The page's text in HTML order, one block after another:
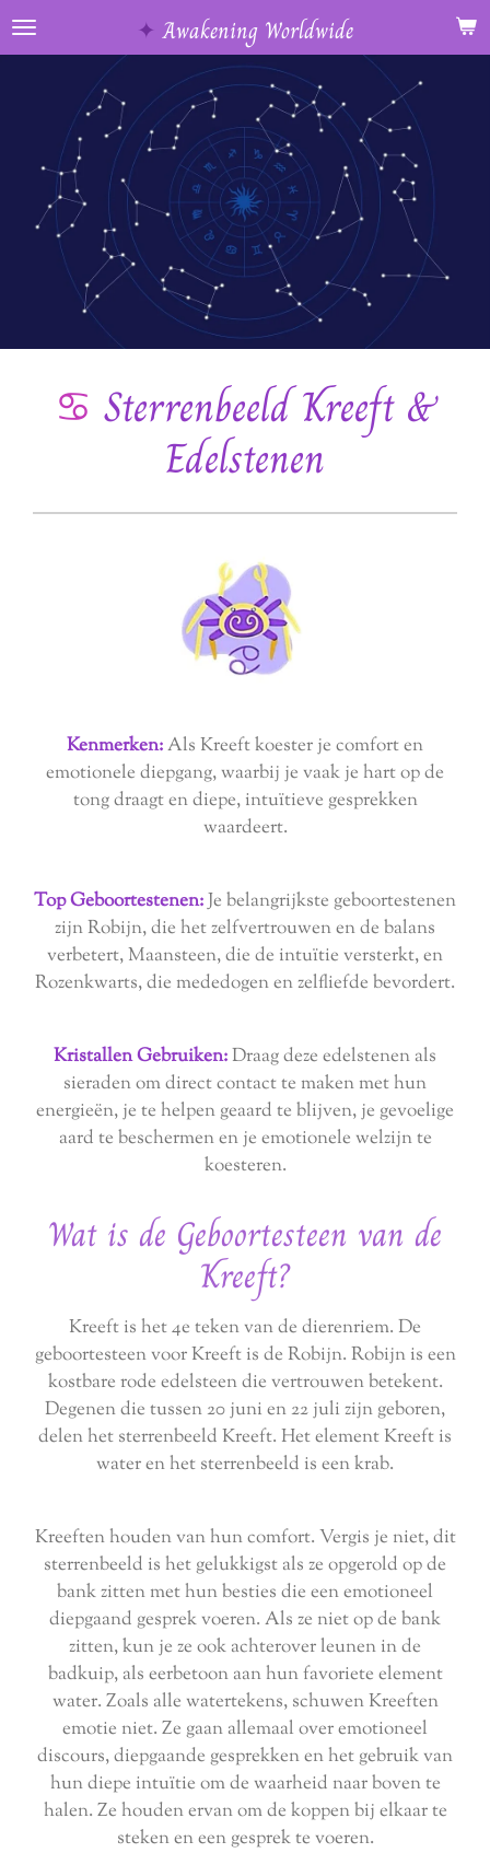
Ga
direct
hoofdinhoud
✦ Awakening Worldwide
♋️ Sterrenbeeld Kreeft &
Edelstenen
Kenmerken:Als Kreeft koester je comfort en
emotionele diepgang, waarbij je vaak je hart op de
tong draagt en diepe, intuïtieve gesprekken
waardeert.
Top Geboortestenen:Je belangrijkste geboortestenen
zijn Robijn, die het zelfvertrouwen en de balans
verbetert, Maansteen, die de intuïtie versterkt, en
Rozenkwarts, die mededogen en zelfliefde bevordert.
Kristallen Gebruiken:Draag deze edelstenen als
sieraden om direct contact te maken met hun
energieën, je te helpen geaard te blijven, je gevoelige
aard te beschermen en je emotionele welzijn te
koesteren.
Wat is de Geboortesteen van de
Kreeft?
Kreeft is het 4e teken van de dierenriem. De
geboortesteen voor Kreeft is de Robijn. Robijn is een
kostbare rode edelsteen die vertrouwen betekent.
Degenen die tussen 20 juni en 22 juli zijn geboren,
delen het sterrenbeeld Kreeft. Het element Kreeft is
water en het sterrenbeeld is een krab.
Kreeften houden van hun comfort. Vergis je niet, dit
sterrenbeeld is het gelukkigst als ze opgerold op de
bank zitten met hun besties die een emotioneel
diepgaand gesprek voeren. Als ze niet op de bank
zitten, kun je ze ook achterover leunen in de
badkuip, als eerbetoon aan hun favoriete element
water. Zoals alle watertekens, schuwen Kreeften
emotie niet. Ze gaan allemaal over emotioneel
discours, diepgaande gesprekken en het gebruik van
hun diepe intuïtie om de waarheid naar boven te
halen. Ze houden ervan om de koppen bij elkaar te
steken en een gesprek te voeren.